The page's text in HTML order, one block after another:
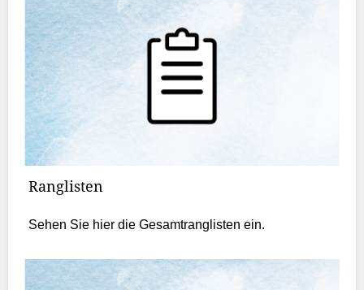
Ranglisten
Sehen Sie hier die Gesamtranglisten ein.